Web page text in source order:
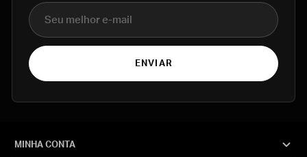
E-mail
ENVIAR
MINHA CONTA